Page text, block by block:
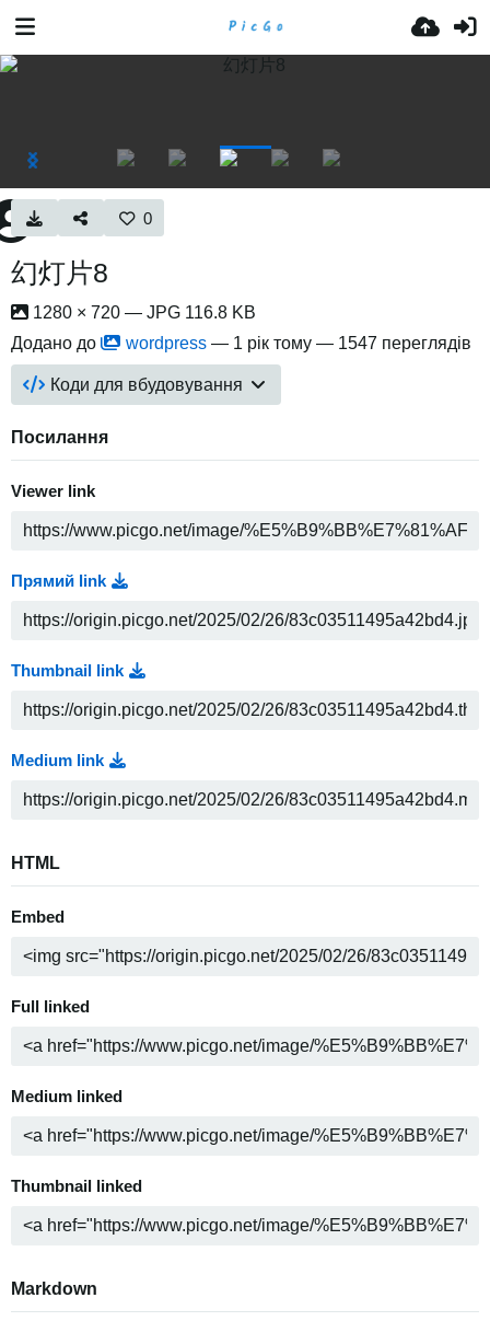
0
幻灯片8
1280 × 720 — JPG 116.8 KB
Додано до
wordpress — 1 рік тому — 1547 переглядів
Коди для вбудовування
Посилання
Viewer link
Прямий link
Thumbnail link
Medium link
HTML
Embed
Full linked
Medium linked
Thumbnail linked
Markdown